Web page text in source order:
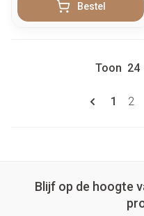
Bestel
U
1 2
Toon
Blijf op de hoogte